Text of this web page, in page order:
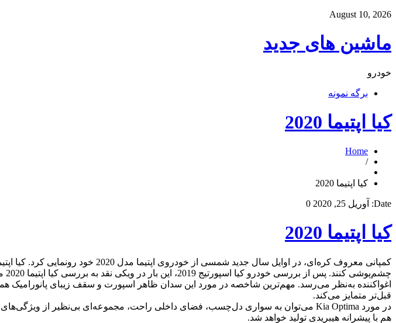
August 10, 2026
ماشین های جدید
خودرو
برگه نمونه
کیا اپتیما 2020
Home
/
کیا اپتیما 2020
Date: آوریل 25, 2020 0
کیا اپتیما 2020
اغوا‌کننده به‌نظر می‌رسد. مهم‌ترین شاخصه در مورد این سدان ظاهر اسپورت و سقف زیبای پانورامیک
قبل‌تر متمایز می‌کند.
هم با پیشرانه هیبریدی تولید خواهد شد.